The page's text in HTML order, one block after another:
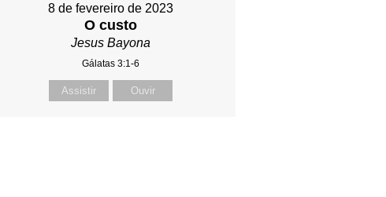
8 de fevereiro de 2023
O custo
Jesus Bayona
Gálatas 3:1-6
Assistir Ouvir